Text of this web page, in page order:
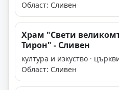
Област: Сливен
Храм "Свети
Тирон" - Сливен
култура и изкуство ·
Област: Сливен